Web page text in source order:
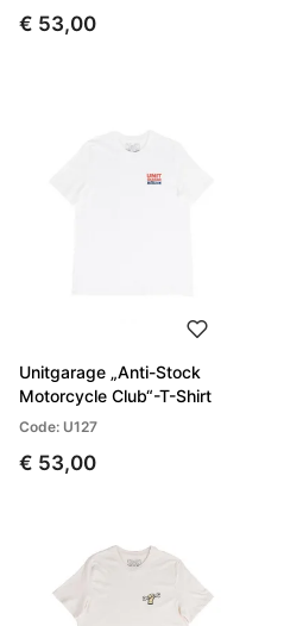
€ 53,00
Unitgarage „Anti-Stock
Motorcycle Club“-T-Shirt
Code: U127
€ 53,00